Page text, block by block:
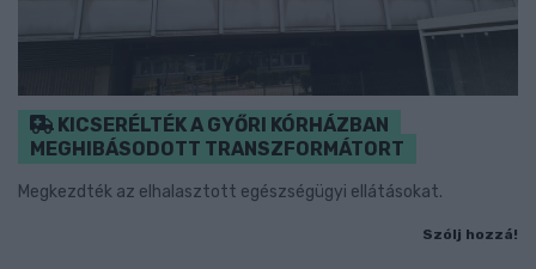
KICSERÉLTÉK A GYŐRI KÓRHÁZBAN
MEGHIBÁSODOTT TRANSZFORMÁTORT
Megkezdték az elhalasztott egészségügyi ellátásokat.
Szólj hozzá!